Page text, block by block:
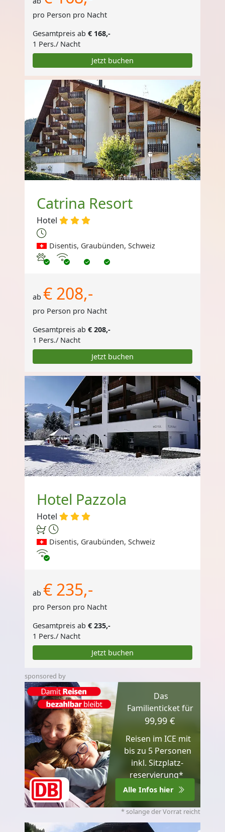
pro Person pro Nacht
Gesamtpreis ab € 168,-
1 Pers./ Nacht
Jetzt buchen
Catrina Resort
Hotel
Disentis, Graubünden, Schweiz
Haustiere erlaubt
Internet
ab € 208,-
pro Person pro Nacht
Gesamtpreis ab € 208,-
1 Pers./ Nacht
Jetzt buchen
Hotel Pazzola
Hotel
Disentis, Graubünden, Schweiz
Internet
ab € 235,-
pro Person pro Nacht
Gesamtpreis ab € 235,-
1 Pers./ Nacht
Jetzt buchen
sponsored by
Das
Familienticket für
99,99 €
Reisen im ICE mit
bis zu 5 Personen
inkl. Sitzplatz­
reservierung*
Alle Infos hier
* solange der Vorrat reicht